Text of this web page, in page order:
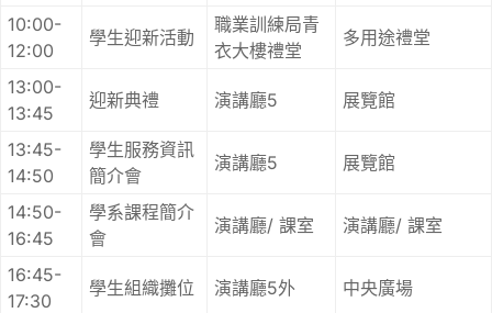
10:00-
12:00
學生迎新活動
職業訓練局青
衣大樓禮堂
多用途禮堂
13:00-
13:45
迎新典禮 演講廳5 展覽館
13:45-
14:50
學生服務資訊
簡介會
演講廳5 展覽館
14:50-
16:45
學系課程簡介
會
演講廳/ 課室 演講廳/ 課室
16:45-
17:30
學生組織攤位 演講廳5外 中央廣場